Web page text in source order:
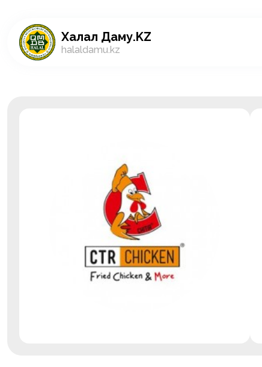
Халал Даму.KZ
halaldamu.kz